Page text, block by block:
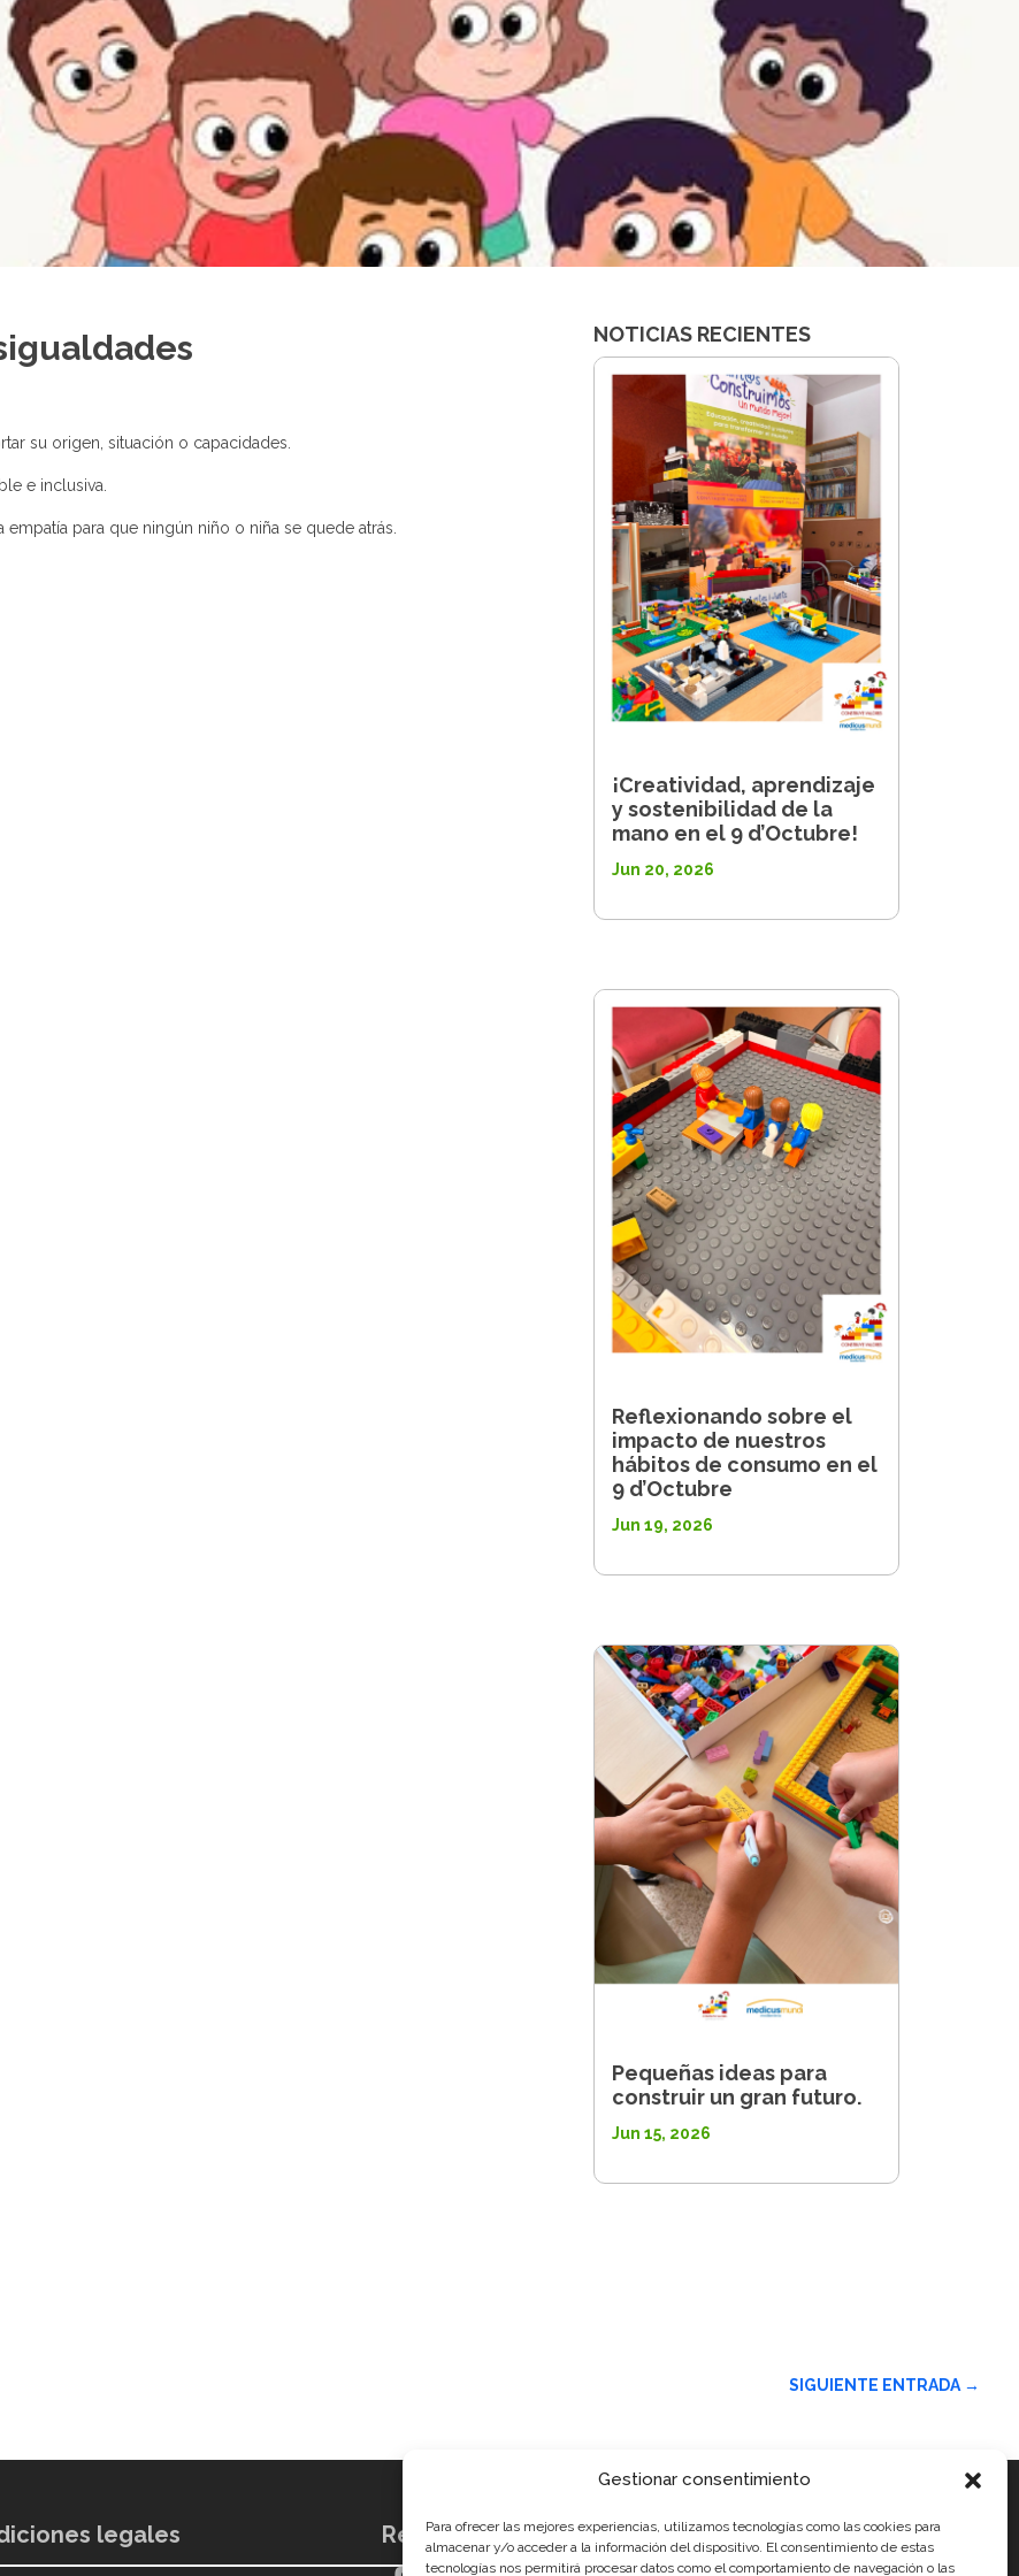
Gestionar consentimiento
Para ofrecer las mejores experiencias, utilizamos tecnologías como las cookies para
almacenar y/o acceder a la información del dispositivo. El consentimiento de estas
tecnologías nos permitirá procesar datos como el comportamiento de navegación o las
su origen, situación o capacidades.
e inclusiva.
para que ningún niño o niña se quede atrás.
NOTICIAS RECIENTES
¡Creatividad, aprendizaje
y sostenibilidad de la
mano en el 9 d’Octubre!
Jun 20, 2026
Reflexionando sobre el
impacto de nuestros
hábitos de consumo en el
9 d’Octubre
Jun 19, 2026
Pequeñas ideas para
construir un gran futuro.
Jun 15, 2026
SIGUIENTE ENTRADA →
legales Redes sociales